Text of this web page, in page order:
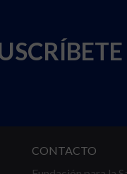
CONTACTO